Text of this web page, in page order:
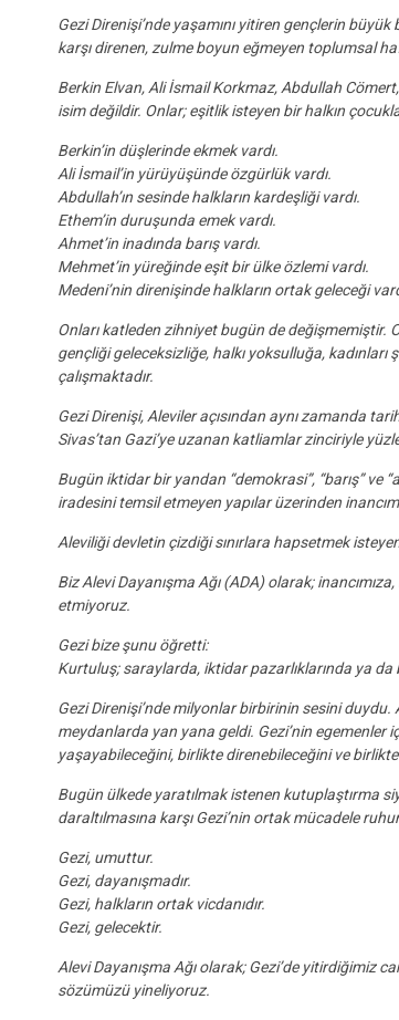
Gezi Direnişi’nde yaşamını yitiren gençlerin
karşı direnen, zulme boyun eğmeyen toplumsal
Berkin Elvan, Ali İsmail Korkmaz, Abdullah
isim değildir. Onlar; eşitlik isteyen bir halkın
Berkin’in düşlerinde ekmek vardı.
Ali İsmail’in yürüyüşünde özgürlük vardı.
Abdullah’ın sesinde halkların kardeşliği vardı.
Ethem’in duruşunda emek vardı.
Ahmet’in inadında barış vardı.
Mehmet’in yüreğinde eşit bir ülke özlemi vardı.
Medeni’nin direnişinde halkların ortak geleceği
Onları katleden zihniyet bugün de değişmemiştir.
gençliği geleceksizliğe, halkı yoksulluğa,
çalışmaktadır.
Gezi Direnişi, Aleviler açısından aynı zamanda
Sivas’tan Gazi’ye uzanan katliamlar zinciriyle
Bugün iktidar bir yandan “demokrasi”, “barış” ve
iradesini temsil etmeyen yapılar üzerinden
Aleviliği devletin çizdiği sınırlara hapsetmek
Biz Alevi Dayanışma Ağı (ADA) olarak;
etmiyoruz.
Gezi bize şunu öğretti:
Kurtuluş; saraylarda, iktidar pazarlıklarında ya
Gezi Direnişi’nde milyonlar birbirinin sesini duydu.
meydanlarda yan yana geldi. Gezi’nin egemenler
yaşayabileceğini, birlikte direnebileceğini ve
Bugün ülkede yaratılmak istenen kutuplaştırma
daraltılmasına karşı Gezi’nin ortak mücadele
Gezi, umuttur.
Gezi, dayanışmadır.
Gezi, halkların ortak vicdanıdır.
Gezi, gelecektir.
Alevi Dayanışma Ağı olarak; Gezi’de yitirdiğimiz
sözümüzü yineliyoruz.